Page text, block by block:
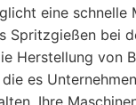
eine
bei
Herstellung von
es
Ihre